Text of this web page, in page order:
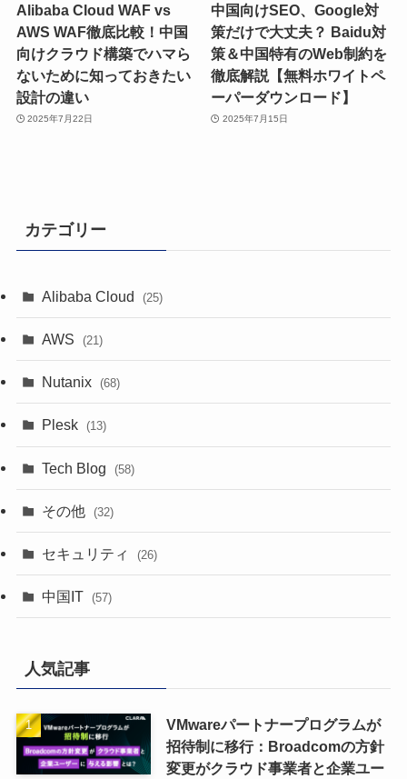
Alibaba Cloud WAF vs
AWS WAF徹底比較！中国
向けクラウド構築でハマら
ないために知っておきたい
設計の違い
2025年7月22日
中国向けSEO、Google対
策だけで大丈夫？ Baidu対
策＆中国特有のWeb制約を
徹底解説【無料ホワイトペ
ーパーダウンロード】
2025年7月15日
カテゴリー
Alibaba Cloud (25)
AWS (21)
Nutanix (68)
Plesk (13)
Tech Blog (58)
その他 (32)
セキュリティ (26)
中国IT (57)
人気記事
VMwareパートナープログラムが
招待制に移行：Broadcomの方針
変更がクラウド事業者と企業ユー